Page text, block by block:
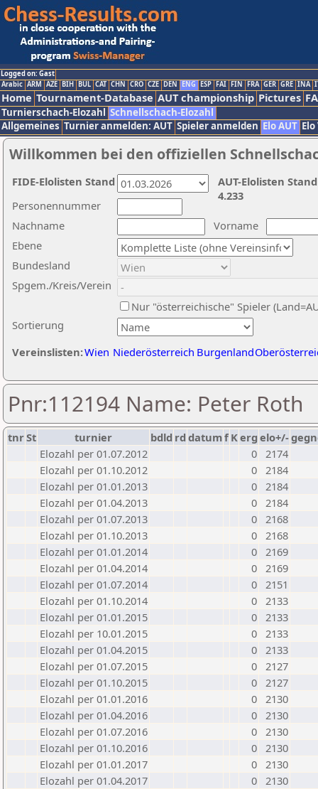
Logged on: Gast
Arabic ARM AZE BIH BUL CAT CHN CRO CZE DEN ENG ESP FAI FIN FRA GER GRE INA
Home Tournament-Database AUT championship Pictures
Turnierschach-Elozahl Schnellschach-Elozahl
Allgemeines Turnier anmelden: AUT Spieler anmelden Elo AUT
Willkommen bei den offiziellen
Nachname
Vorname
Ebene
Sortierung
Personennummer
Bundesland
Spgem./Kreis/Verein
Nur "österreichische" Spieler
Vereinslisten:Wien Niederösterreich Burgenland
AUT-Elolisten
4.233
FIDE-Elolisten Stand
Pnr:112194 Name: Peter Roth
tnrSt turnier bdld rd datumf Kerg elo+/-
Elozahl per 01.07.2012
0 2174
Elozahl per 01.10.2012
0 2184
Elozahl per 01.01.2013
0 2184
Elozahl per 01.04.2013
0 2184
Elozahl per 01.07.2013
0 2168
Elozahl per 01.10.2013
0 2168
Elozahl per 01.01.2014
0 2169
Elozahl per 01.04.2014
0 2169
Elozahl per 01.07.2014
0 2151
Elozahl per 01.10.2014
0 2133
Elozahl per 01.01.2015
0 2133
Elozahl per 10.01.2015
0 2133
Elozahl per 01.04.2015
0 2133
Elozahl per 01.07.2015
0 2127
Elozahl per 01.10.2015
0 2127
Elozahl per 01.01.2016
0 2130
Elozahl per 01.04.2016
0 2130
Elozahl per 01.07.2016
0 2130
Elozahl per 01.10.2016
0 2130
Elozahl per 01.01.2017
0 2130
Elozahl per 01.04.2017
0 2130